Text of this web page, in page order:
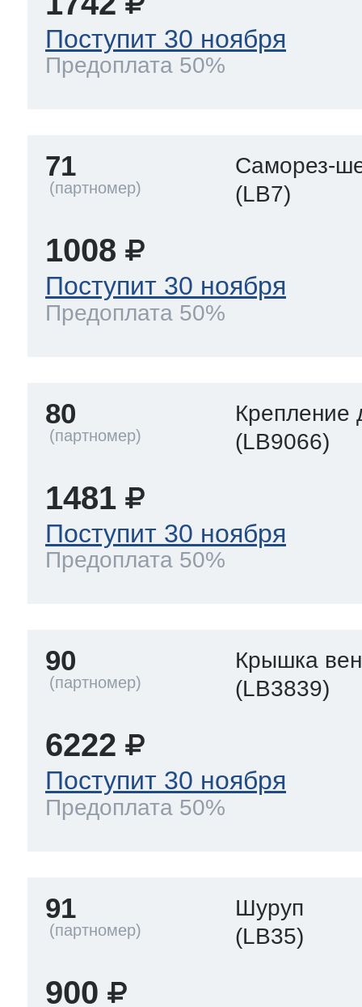
Поступит 30 ноября
Предоплата 50%
71
Саморез-
(LB7)
1008
Поступит 30 ноября
Предоплата 50%
80
Крепление
(LB9066)
1481
Поступит 30 ноября
Предоплата 50%
90
Крышка
(LB3839)
6222
Поступит 30 ноября
Предоплата 50%
91
Шуруп
(LB35)
900